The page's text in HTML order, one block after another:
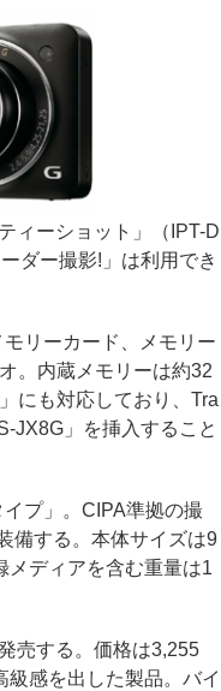
ィーショット」（IPT-D
ダー撮影!」は利用でき
リーカード、メモリー
。内蔵メモリーは約32
にも対応しており、Tra
JX8G」を挿入すること
プ」。CIPA準拠の撮
備する。本体サイズは9
メディアを含む重量は1
売する。価格は3,255
級感を出した製品。バイ